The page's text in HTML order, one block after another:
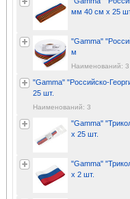
мм 40 см x 25
"Gamma"
м
Наименований: 3
"Gamma" "Российско-
25 шт.
Наименований: 3
"Gamma"
x 25 шт.
"Gamma"
x 2 шт.